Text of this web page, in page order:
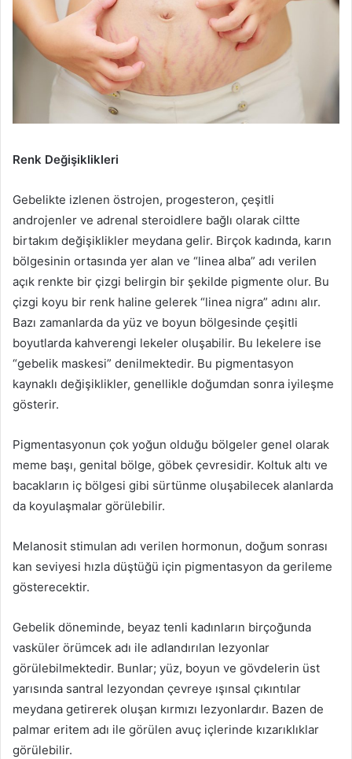
Renk Değişiklikleri
Gebelikte izlenen östrojen, progesteron, çeşitli
androjenler ve adrenal steroidlere bağlı olarak ciltte
birtakım değişiklikler meydana gelir. Birçok kadında, karın
bölgesinin ortasında yer alan ve “linea alba” adı verilen
açık renkte bir çizgi belirgin bir şekilde pigmente olur. Bu
çizgi koyu bir renk haline gelerek “linea nigra” adını alır.
Bazı zamanlarda da yüz ve boyun bölgesinde çeşitli
boyutlarda kahverengi lekeler oluşabilir. Bu lekelere ise
“gebelik maskesi” denilmektedir. Bu pigmentasyon
kaynaklı değişiklikler, genellikle doğumdan sonra iyileşme
gösterir.
Pigmentasyonun çok yoğun olduğu bölgeler genel olarak
meme başı, genital bölge, göbek çevresidir. Koltuk altı ve
bacakların iç bölgesi gibi sürtünme oluşabilecek alanlarda
da koyulaşmalar görülebilir.
Melanosit stimulan adı verilen hormonun, doğum sonrası
kan seviyesi hızla düştüğü için pigmentasyon da gerileme
gösterecektir.
Gebelik döneminde, beyaz tenli kadınların birçoğunda
vasküler örümcek adı ile adlandırılan lezyonlar
görülebilmektedir. Bunlar; yüz, boyun ve gövdelerin üst
yarısında santral lezyondan çevreye ışınsal çıkıntılar
meydana getirerek oluşan kırmızı lezyonlardır. Bazen de
palmar eritem adı ile görülen avuç içlerinde kızarıklıklar
görülebilir.